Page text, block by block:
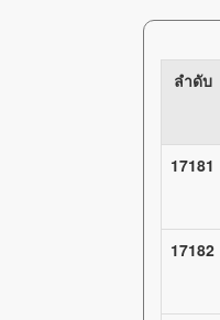
ลำดับ
17181
17182